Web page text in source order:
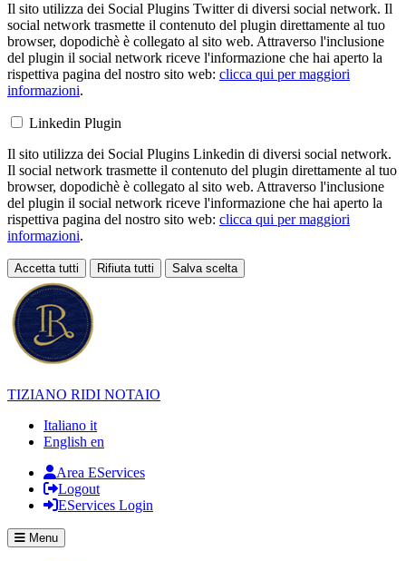
Il sito utilizza dei Social Plugins Twitter di diversi social network. Il
social network trasmette il contenuto del plugin direttamente al tuo
browser, dopodichè è collegato al sito web. Attraverso l'inclusione
del plugin il social network riceve l'informazione che hai aperto la
rispettiva pagina del nostro sito web: clicca qui per maggiori
informazioni.
Linkedin Plugin
Il sito utilizza dei Social Plugins Linkedin di diversi social network.
Il social network trasmette il contenuto del plugin direttamente al tuo
browser, dopodichè è collegato al sito web. Attraverso l'inclusione
del plugin il social network riceve l'informazione che hai aperto la
rispettiva pagina del nostro sito web: clicca qui per maggiori
informazioni.
Accetta tutti Rifiuta tutti Salva scelta
Loading...
TIZIANO RIDI NOTAIO
Italiano it
English en
Area EServices
Logout
EServices Login
Menu